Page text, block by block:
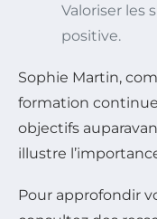
Valoriser les
positive.
Sophie Martin,
formation
objectifs
illustre
Pour approfondir